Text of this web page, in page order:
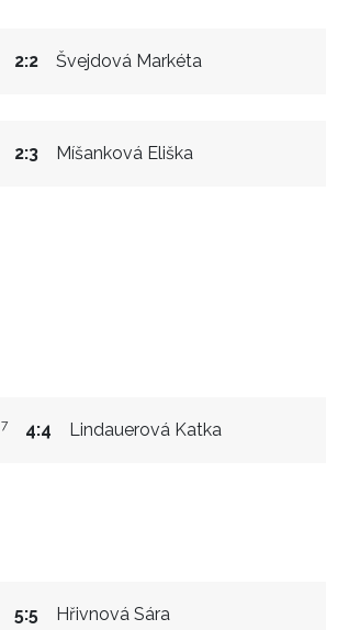
Švejdová Markéta
2:2
Míšanková Eliška
2:3
Lindauerová Katka
4:4
7
Hřivnová Sára
5:5